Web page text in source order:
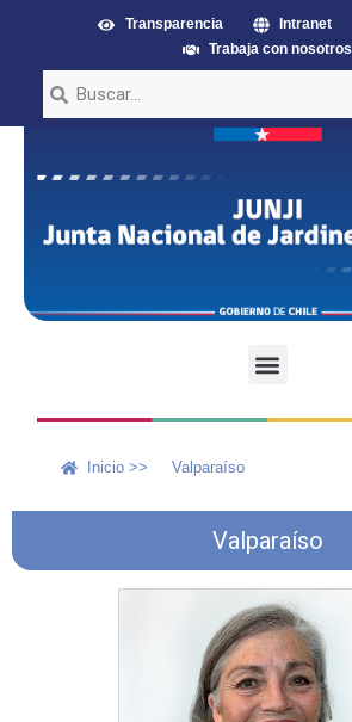
Transparencia Intranet
Trabaja con nosotros
Inicio >> Valparaíso
Valparaíso